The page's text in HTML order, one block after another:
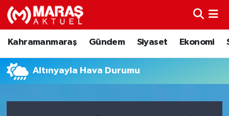
Kahramanmaraş Gündem Siyaset Ekonomi
Altınyayla Hava Durumu
Kahramanmaraş
Nöbetçi Eczaneler